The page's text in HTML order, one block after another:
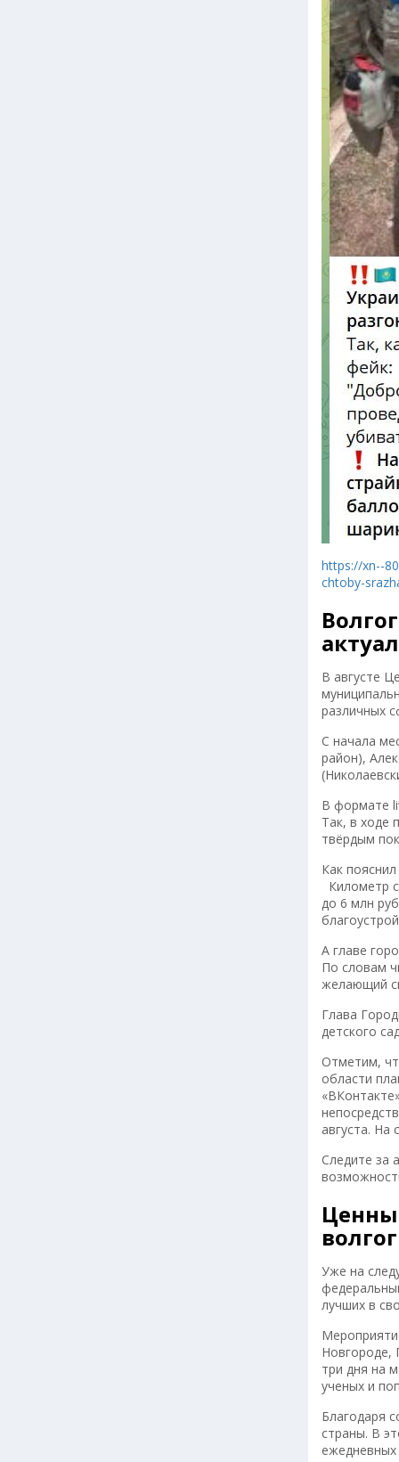
https://xn--
chtoby-
В августе
различных
С начала
район),
В формате
Так, в ходе
твёрдым
Как
Километр
до 6 млн
А главе
По словам
желающий
Глава
детского
Отметим,
области
августа. На
Следите за
Уже на
лучших в
Новгороде,
три дня на
ученых и
Благодаря
страны. В